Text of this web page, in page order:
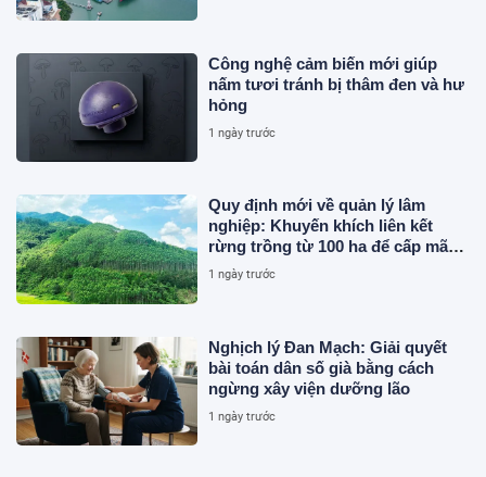
Công nghệ cảm biến mới giúp
nấm tươi tránh bị thâm đen và hư
hỏng
1 ngày trước
Quy định mới về quản lý lâm
nghiệp: Khuyến khích liên kết
rừng trồng từ 100 ha để cấp mã
số
1 ngày trước
Nghịch lý Đan Mạch: Giải quyết
bài toán dân số già bằng cách
ngừng xây viện dưỡng lão
1 ngày trước